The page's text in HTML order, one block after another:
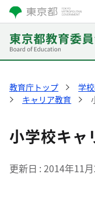
教育庁トップ 学
キャリア教育
小学校キャ
更新日 2014年11